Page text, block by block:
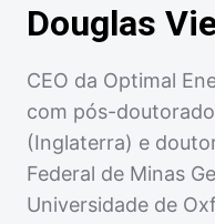
Douglas
CEO da Optimal
com pós-
(Inglaterra) e
Federal de Minas
Universidade de